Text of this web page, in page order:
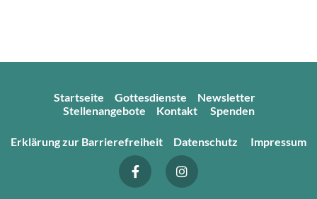
Startseite Gottesdienste
Newsletter
Stellenangebote
Kontakt Spenden
Erklärung zur Barrierefreiheit Datenschutz Impressum